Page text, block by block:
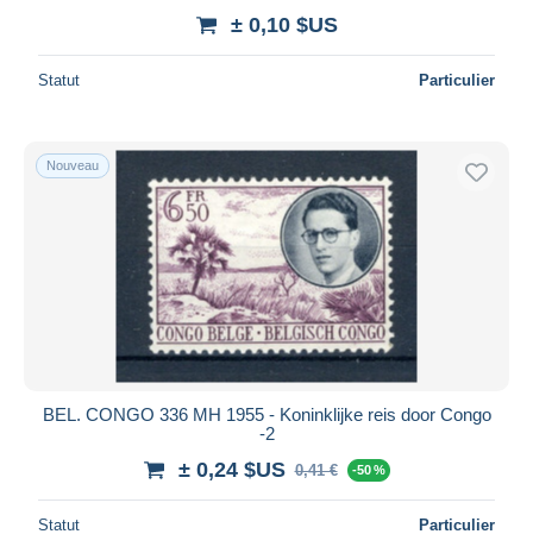
± 0,10 $US
Statut Particulier
Nouveau
BEL. CONGO 336 MH 1955 - Koninklijke reis door Congo
-2
± 0,24 $US 0,41 € -50 %
Statut Particulier